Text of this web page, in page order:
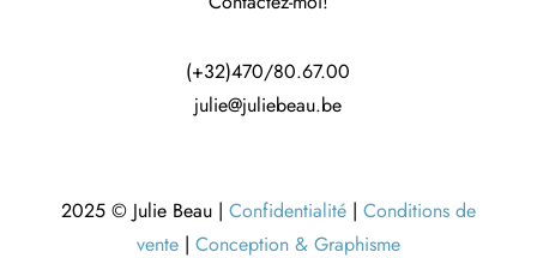
(+32)470/80.67.00
julie@juliebeau.be
2025 © Julie Beau | Confidentialité| Conditions de
vente| Conception & Graphisme